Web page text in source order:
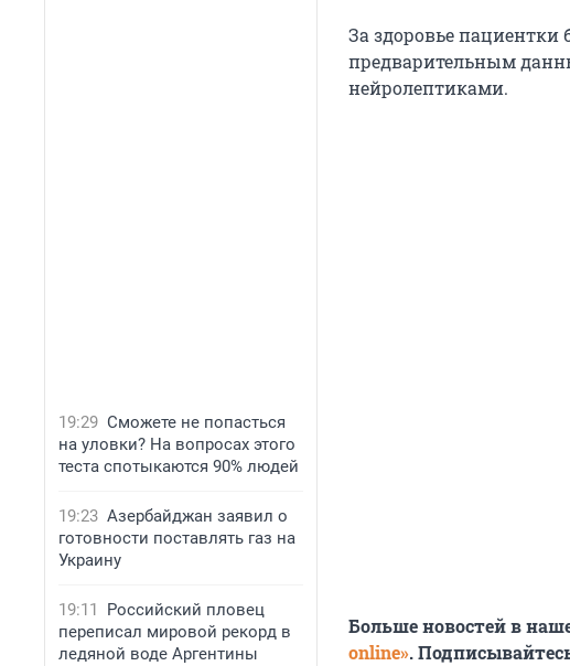
19:29 Сможете не попасться
на уловки? На вопросах этого
теста спотыкаются 90% людей
19:23 Азербайджан заявил о
готовности поставлять газ на
Украину
19:11
Российский пловец
переписал мировой рекорд в
ледяной воде Аргентины
За здоровье пациентки
предварительным
нейролептиками.
Больше новостей в
online».